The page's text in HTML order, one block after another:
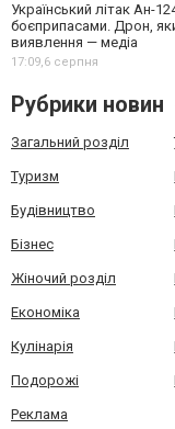
Український літак Ан-
боєприпасами. Дрон,
виявлення — медіа
17:09,6 серпня
Рубрики новин
Загальний розділ
Туризм
Будівництво
Бізнес
Жіночий розділ
Економіка
Кулінарія
Подорожі
Реклама